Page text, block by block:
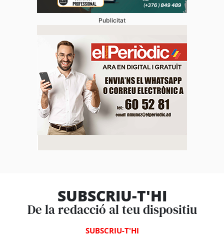
Publicitat
SUBSCRIU-T'HI
De la redacció al teu dispositiu
SUBSCRIU-T'HI